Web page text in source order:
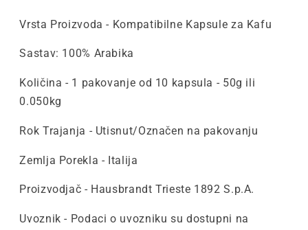
Vrsta Proizvoda - Kompatibilne Kapsule za Kafu
Sastav: 100% Arabika
Količina - 1 pakovanje od 10 kapsula - 50g ili
0.050kg
Rok Trajanja - Utisnut/Označen na pakovanju
Zemlja Porekla - Italija
Proizvodjač - Hausbrandt Trieste 1892 S.p.A.
Uvoznik - Podaci o uvozniku su dostupni na